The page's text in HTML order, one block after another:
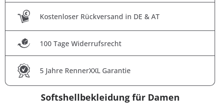
Kostenloser Rückversand in DE & AT
100 Tage Widerrufsrecht
5 Jahre RennerXXL Garantie
Softshellbekleidung für Damen